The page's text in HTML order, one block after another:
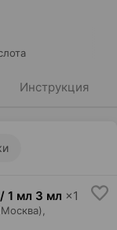
Инструкция
1 мл 3 мл ×1